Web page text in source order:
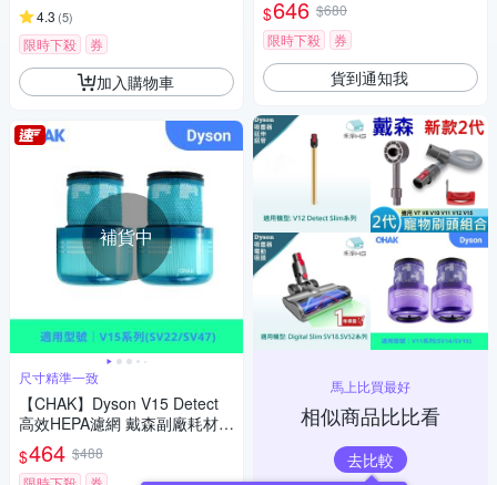
4.3 (5)
限時下殺 券
加入購物車
補貨中
尺寸精準一致
【CHAK】Dyson V15 Detect
高效HEPA濾網 戴森副廠耗材配
件(適用SV22/SV47機型 2入組)
$464 $488
$646 $680
限時下殺
券
貨到通知我
馬上比買最好
相似商品比比看
去比較